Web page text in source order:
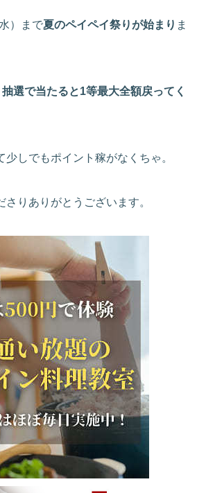
）まで夏のペイペイ祭りが始まり ま
選で当たると1等最大全額戻ってく
少しでもポイント稼がなくちゃ。
りありがとうございます。